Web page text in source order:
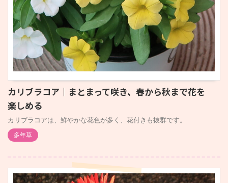
カリブラコア｜まとまって咲き、春から秋まで花を
楽しめる
カリブラコアは、鮮やかな花色が多く、花付きも抜群です。
多年草